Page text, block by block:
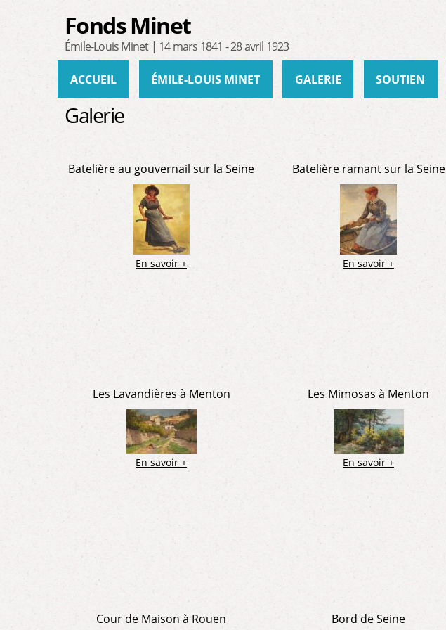
Fonds Minet
Émile-Louis Minet | 14 mars 1841 - 28 avril 1923
ACCUEIL ÉMILE-LOUIS MINET GALERIE SOUTIEN
Galerie
Batelière au gouvernail sur la Seine
En savoir +
Batelière ramant sur la Seine
En savoir +
Les Lavandières à Menton
En savoir +
Les Mimosas à Menton
En savoir +
Cour de Maison à Rouen Bord de Seine